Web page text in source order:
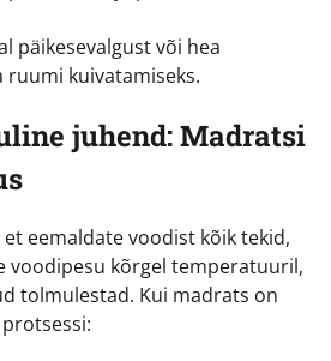
päikesevalgust või hea
kuivatamiseks.
juhend: Madratsi
eemaldate voodist kõik tekid,
voodipesu kõrgel temperatuuril,
tolmulestad. Kui madrats on